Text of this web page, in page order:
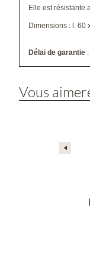
Elle est résistante
Dimensions : l. 60
Délai de garantie
Vous